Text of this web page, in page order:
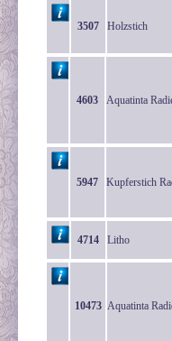
3507 Holzstich
4603 Aquatinta
5947 Kupferstich
4714 Litho
10473 Aquatinta